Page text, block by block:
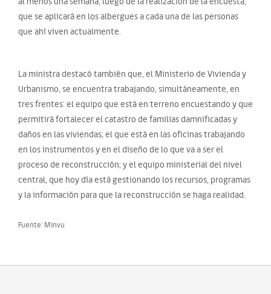
que se aplicará en los albergues a cada una de las personas
que ahí viven actualmente.
La ministra destacó también que, el Ministerio de Vivienda y
Urbanismo, se encuentra trabajando, simultáneamente, en
tres frentes: el equipo que está en terreno encuestando y que
permitirá fortalecer el catastro de familias damnificadas y
daños en las viviendas; el que está en las oficinas trabajando
en los instrumentos y en el diseño de lo que va a ser el
proceso de reconstrucción; y el equipo ministerial del nivel
central, que hoy día está gestionando los recursos, programas
y la información para que la reconstrucción se haga realidad.
Fuente: Minvu